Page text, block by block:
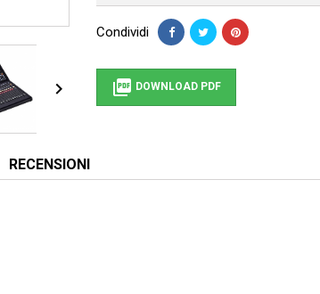

Condividi
 DOWNLOAD PDF
RECENSIONI